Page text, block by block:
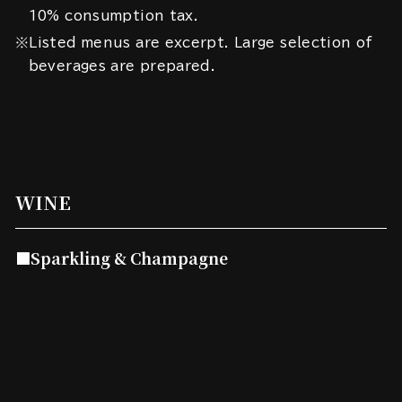
10% consumption tax.
※Listed menus are excerpt. Large selection of
beverages are prepared.
WINE
■Sparkling & Champagne